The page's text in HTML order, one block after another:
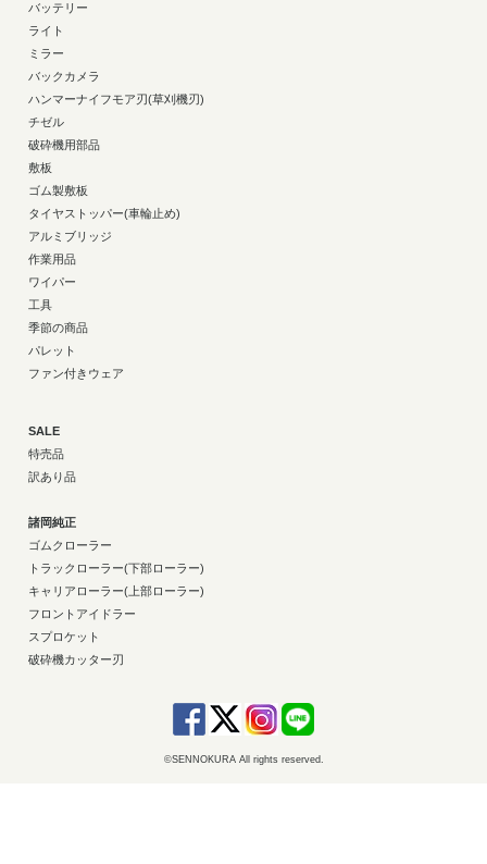
バッテリー
ライト
ミラー
バックカメラ
ハンマーナイフモア刃(草刈機刃)
チゼル
破砕機用部品
敷板
ゴム製敷板
タイヤストッパー(車輪止め)
アルミブリッジ
作業用品
ワイパー
工具
季節の商品
パレット
ファン付きウェア
SALE
特売品
訳あり品
諸岡純正
ゴムクローラー
トラックローラー(下部ローラー)
キャリアローラー(上部ローラー)
フロントアイドラー
スプロケット
破砕機カッター刃
©SENNOKURA All rights reserved.